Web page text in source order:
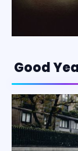
Good